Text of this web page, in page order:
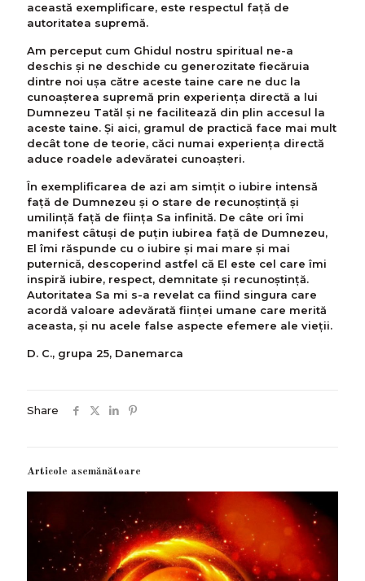
această exemplificare, este respectul față de
autoritatea supremă.
Am perceput cum Ghidul nostru spiritual ne-a
deschis și ne deschide cu generozitate fiecăruia
dintre noi ușa către aceste taine care ne duc la
cunoașterea supremă prin experiența directă a lui
Dumnezeu Tatăl și ne facilitează din plin accesul la
aceste taine. Și aici, gramul de practică face mai mult
decât tone de teorie, căci numai experiența directă
aduce roadele adevăratei cunoașteri.
În exemplificarea de azi am simțit o iubire intensă
față de Dumnezeu și o stare de recunoștință și
umilință față de ființa Sa infinită. De câte ori îmi
manifest câtuși de puțin iubirea față de Dumnezeu,
El îmi răspunde cu o iubire și mai mare și mai
puternică, descoperind astfel că El este cel care îmi
inspiră iubire, respect, demnitate și recunoștință.
Autoritatea Sa mi s-a revelat ca fiind singura care
acordă valoare adevărată ființei umane care merită
aceasta, și nu acele false aspecte efemere ale vieții.
D. C., grupa 25, Danemarca
Share
Articole asemănătoare